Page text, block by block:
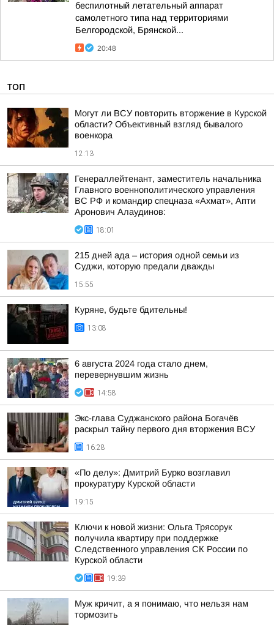
беспилотный летательный аппарат
самолетного типа над территориями
Белгородской, Брянской...
20:48
ТОП
Могут ли ВСУ повторить вторжение в Курской
области? Объективный взгляд бывалого
военкора
12:13
Генераллейтенант, заместитель начальника
Главного военнополитического управления
ВС РФ и командир спецназа «Ахмат», Апти
Аронович Алаудинов:
18:01
215 дней ада – история одной семьи из
Суджи, которую предали дважды
15:55
Куряне, будьте бдительны!
13:08
6 августа 2024 года стало днем,
перевернувшим жизнь
14:58
Экс-глава Суджанского района Богачёв
раскрыл тайну первого дня вторжения ВСУ
16:28
«По делу»: Дмитрий Бурко возглавил
прокуратуру Курской области
19:15
Ключи к новой жизни: Ольга Трясорук
получила квартиру при поддержке
Следственного управления СК России по
Курской области
19:39
Муж кричит, а я понимаю, что нельзя нам
тормозить